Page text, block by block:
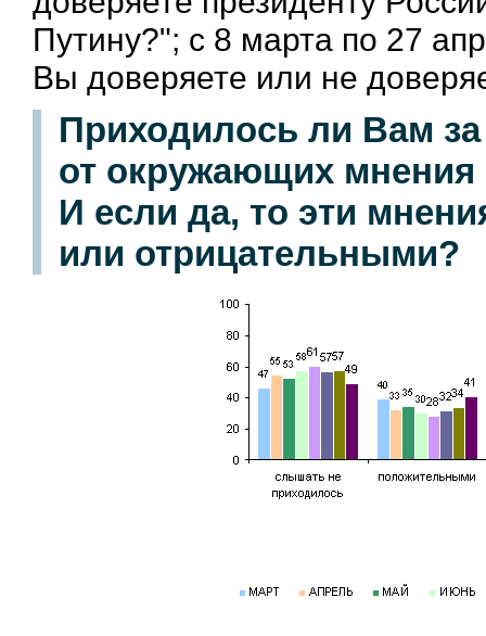
Путину?"; с 8 марта по 27
Вы доверяете или не
Приходилось ли Вам
от окружающих мнения
И если да, то эти
или отрицательными?